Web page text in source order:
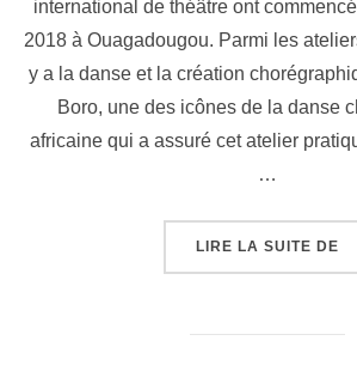
international de théâtre ont
2018 à Ouagadougou. Parmi les
y a la danse et la création
Boro, une des icônes de la danse
africaine qui a assuré cet atelier
…
LIRE LA SUITE DE